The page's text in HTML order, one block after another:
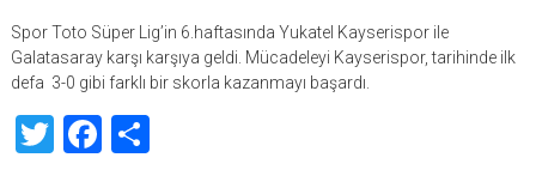
Spor Toto Süper Lig’in 6.haftasında Yukatel Kayserispor ile
Galatasaray karşı karşıya geldi. Mücadeleyi Kayserispor, tarihinde ilk
defa 3-0 gibi farklı bir skorla kazanmayı başardı.
TwitterFacebook
Share